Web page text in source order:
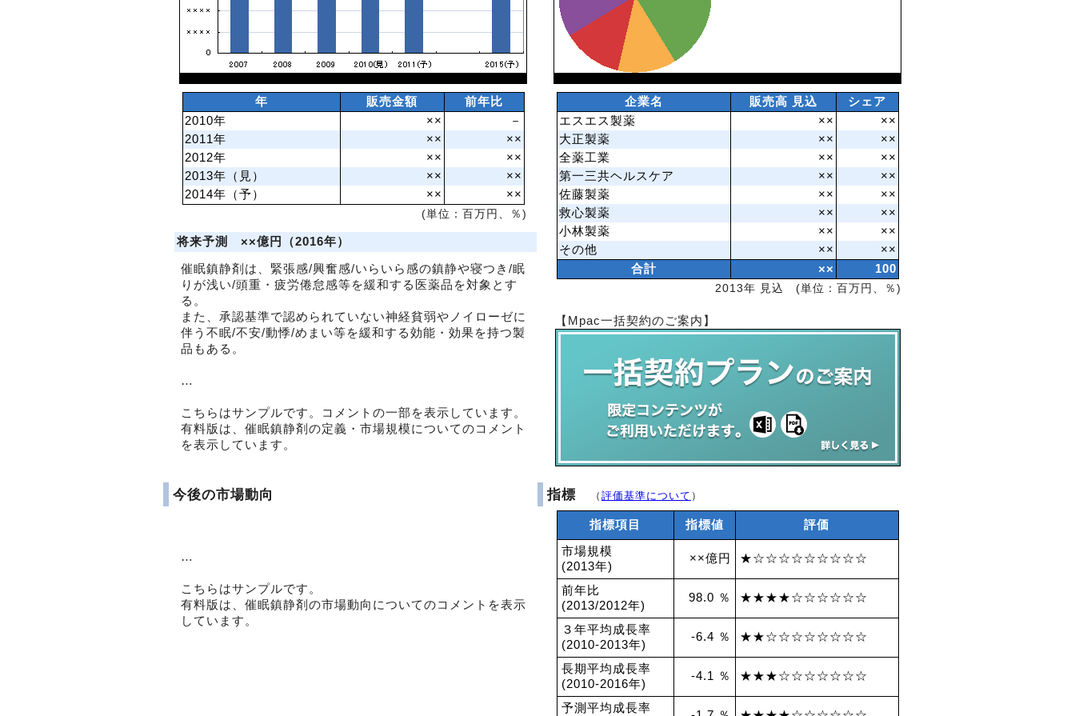
年 販売金額
前年比
2010年
××
－
2011年
××
××
2012年
××
××
2013年（見）
××
××
2014年（予）
××
××
(単位：百万円、％)
将来予測 ××億円（2016年）
催眠鎮静剤は、緊張感/興奮感/いらいら感の鎮静や寝つき/眠
りが浅い/頭重・疲労倦怠感等を緩和する医薬品を対象とす
る。
また、承認基準で認められていない神経貧弱やノイローゼに
伴う不眠/不安/動悸/めまい等を緩和する効能・効果を持つ製
品もある。
…
こちらはサンプルです。コメントの一部を表示しています。
有料版は、催眠鎮静剤の定義・市場規模についてのコメント
を表示しています。
企業名 販売高 見込
シェア
エスエス製薬
××
××
大正製薬
××
××
全薬工業
××
××
第一三共ヘルスケア
××
××
佐藤製薬
××
××
救心製薬
××
××
小林製薬
××
××
その他
××
××
合計
××
100
2013年 見込 (単位：百万円、％)
【Mpac一括契約のご案内】
今後の市場動向
…
こちらはサンプルです。
有料版は、催眠鎮静剤の市場動向についてのコメントを表示
しています。
指標 （ 評価基準について ）
指標項目 指標値 評価
市場規模
(2013年)
××億円 ★☆☆☆☆☆☆☆☆☆
前年比
(2013/2012年)
98.0 ％ ★★★★☆☆☆☆☆☆
３年平均成長率
(2010-2013年)
-6.4 ％ ★★☆☆☆☆☆☆☆☆
長期平均成長率
(2010-2016年)
-4.1 ％ ★★★☆☆☆☆☆☆☆
予測平均成長率